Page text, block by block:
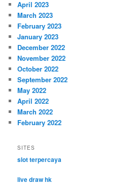
April 2023
March 2023
February 2023
January 2023
December 2022
November 2022
October 2022
September 2022
May 2022
April 2022
March 2022
February 2022
SITES
slot terpercaya
live draw hk